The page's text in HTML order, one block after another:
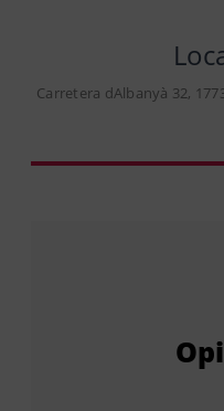
Carretera dAlbanyà 32,